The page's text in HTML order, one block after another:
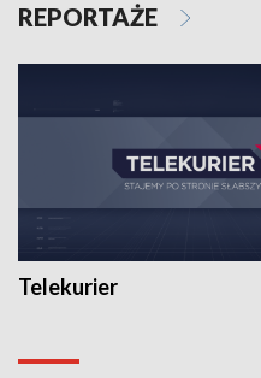
REPORTAŻE
Telekurier